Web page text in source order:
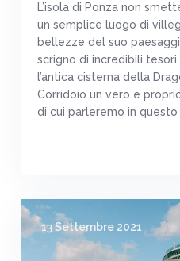
L’isola di Ponza non
un semplice luogo di
bellezze del suo
scrigno di incredibili
l’antica cisterna della
Corridoio un vero e
di cui parleremo in
13 Settembre 2021